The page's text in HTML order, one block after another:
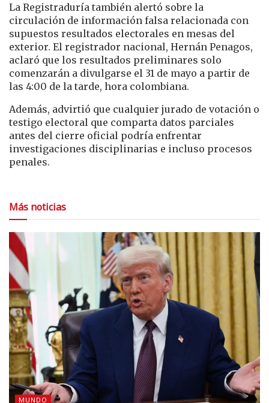
La Registraduría también alertó sobre la
circulación de información falsa relacionada con
supuestos resultados electorales en mesas del
exterior. El registrador nacional, Hernán Penagos,
aclaró que los resultados preliminares solo
comenzarán a divulgarse el 31 de mayo a partir de
las 4:00 de la tarde, hora colombiana.
Además, advirtió que cualquier jurado de votación o
testigo electoral que comparta datos parciales
antes del cierre oficial podría enfrentar
investigaciones disciplinarias e incluso procesos
penales.
Más noticias
MUNDO